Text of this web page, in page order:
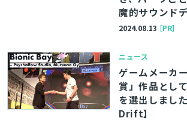
魔的サウンド
2024.08.13［PR］
ニュース
ゲームメーカ
賞」作品とし
を選出しまし
Drift】